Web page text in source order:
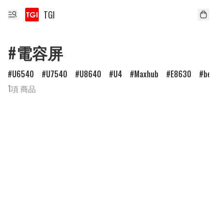
TGI
#電容屏
U6540 U7540 U8640 U4 Maxhub E8630
1項 商品